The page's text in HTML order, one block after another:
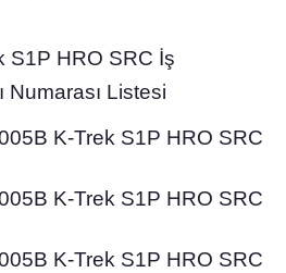
S1P HRO SRC İş
Numarası Listesi
K-Trek S1P HRO SRC
K-Trek S1P HRO SRC
K-Trek S1P HRO SRC